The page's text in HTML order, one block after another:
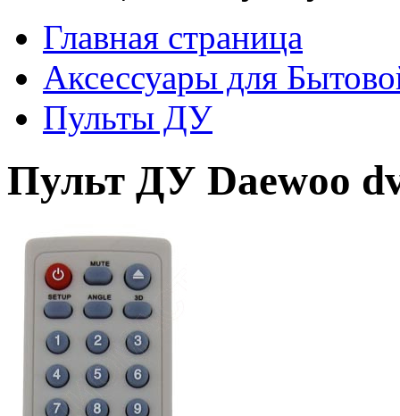
Главная страница
Аксессуары для
Пульты ДУ
Пульт ДУ Daewoo